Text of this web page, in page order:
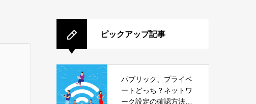
ピックアップ記事
パブリック、プライベ
ートどっち？ネットワ
ーク設定の確認方法も